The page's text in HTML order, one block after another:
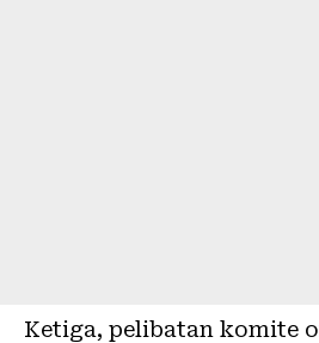
Ketiga, pelibatan komite